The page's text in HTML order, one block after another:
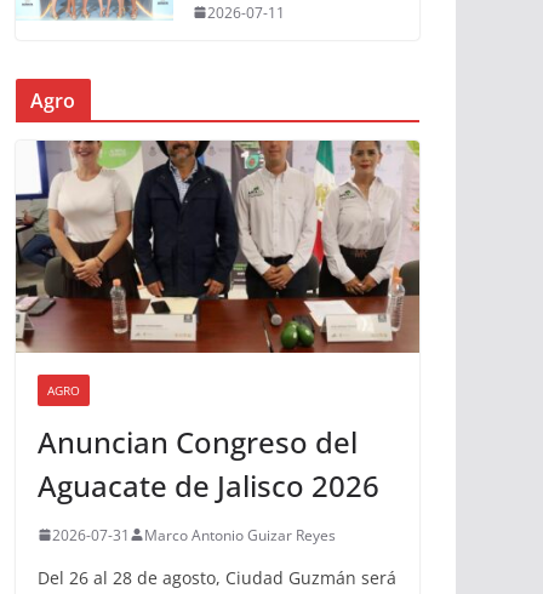
2026-07-11
Agro
AGRO
Anuncian Congreso del
Aguacate de Jalisco 2026
2026-07-31 Marco Antonio Guizar Reyes
Del 26 al 28 de agosto, Ciudad Guzmán será